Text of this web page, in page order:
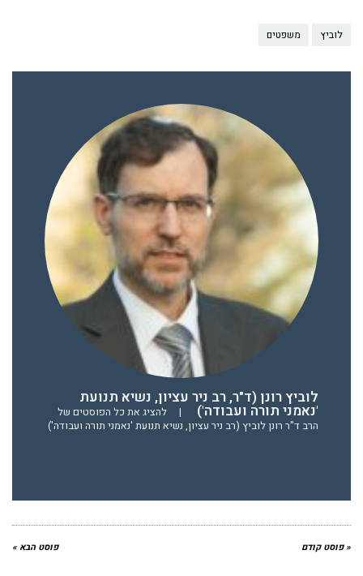
לוביץ משפטים
לוביץ רונן (ד"ר, רב ניר עציון, נשיא תנועת
'נאמני תורה ועבודה') |
להציג את כל הפוסטים של
הרב ד"ר רונן לוביץ (רב ניר עציון, נשיא תנועת 'נאמני תורה ועבודה')
« פוסט קודם פוסט הבא »